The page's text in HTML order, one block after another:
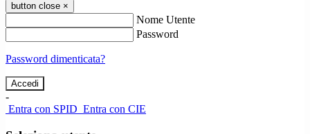
button close ×
Nome Utente
Password
Password dimenticata?
-
Entra con SPID Entra con CIE